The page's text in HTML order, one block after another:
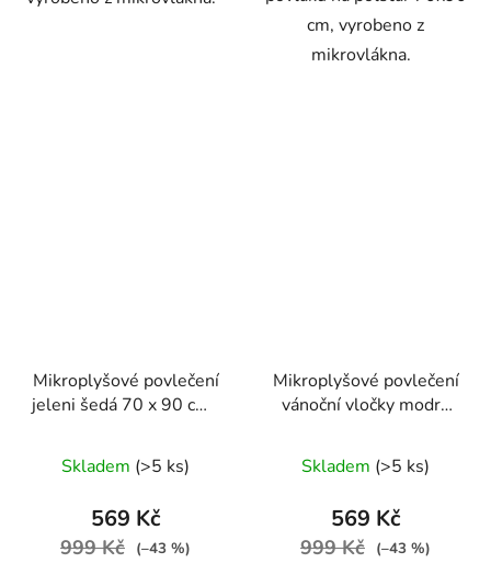
cm, vyrobeno z
mikrovlákna.
Mikroplyšové povlečení
jeleni šedá 70 x 90 cm ,
Skladem (>5 ks)
569 Kč
999 Kč (–43 %)
Mikroplyšové povlečení
vánoční vločky modré
Skladem (>5 ks)
569 Kč
999 Kč (–43 %)